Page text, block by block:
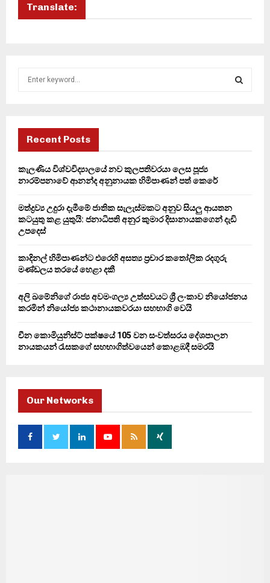
Translate:
f
r
H
Recent Posts
කැලණිය විශ්වවිද්‍යාලයේ නව කුලපතිවරයා ලෙස පූජ්‍ය
නාරම්පනාවේ ආනන්ද අනුනායක හිමිපාණන් පත් කෙරේ
මත්ද්‍රව්‍ය උදුරා දැමීමේ ජාතික සැලැස්මකට අනුව සියලු ආයතන
කටයුතු කළ යුතුයි: ජනාධිපති අනුර කුමාර දිසානායකගෙන් දැඩි
උපදෙස්
කාදිනල් හිමිපාණන්ට එරෙහි අසත්‍ය ප්‍රචාර කතෝලික රදගුරු
මණ්ඩලය තරයේ හෙළා දකී
අලි ඛමේනිගේ රාජ්‍ය අවමංගල්‍ය උත්සවයට ශ්‍රී ලංකාව නියෝජනය
කරමින් නියෝජ්‍ය කථානායකවරයා සහභාගි වෙයි
චීන කොමියුනිස්ට් පක්ෂයේ 105 වන සංවත්සරය දේශපාලන
නායකයන් රැසකගේ සහභාගිත්වයෙන් කොළඹදී සමරයි
Our Networks